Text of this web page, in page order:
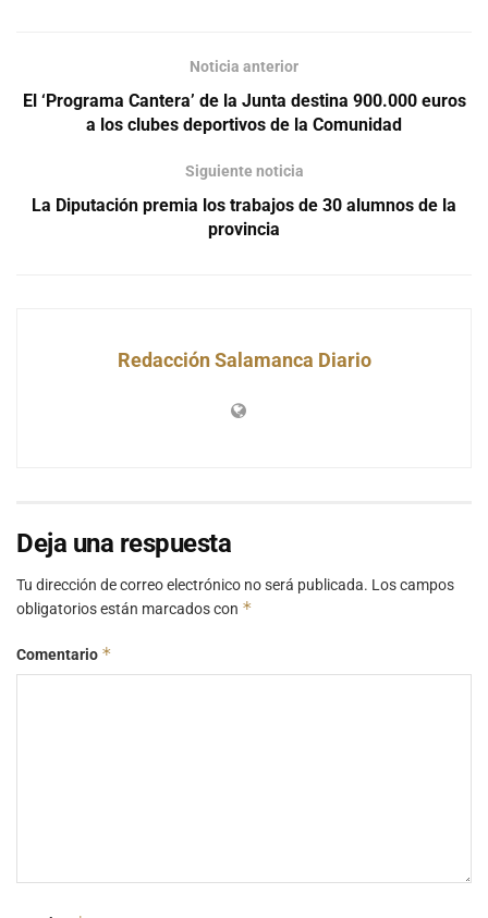
Noticia anterior
El ‘Programa Cantera’ de la Junta destina 900.000 euros
a los clubes deportivos de la Comunidad
Siguiente noticia
La Diputación premia los trabajos de 30 alumnos de la
provincia
Redacción Salamanca Diario
Deja una respuesta
Tu dirección de correo electrónico no será publicada. Los campos
obligatorios están marcados con *
Comentario *